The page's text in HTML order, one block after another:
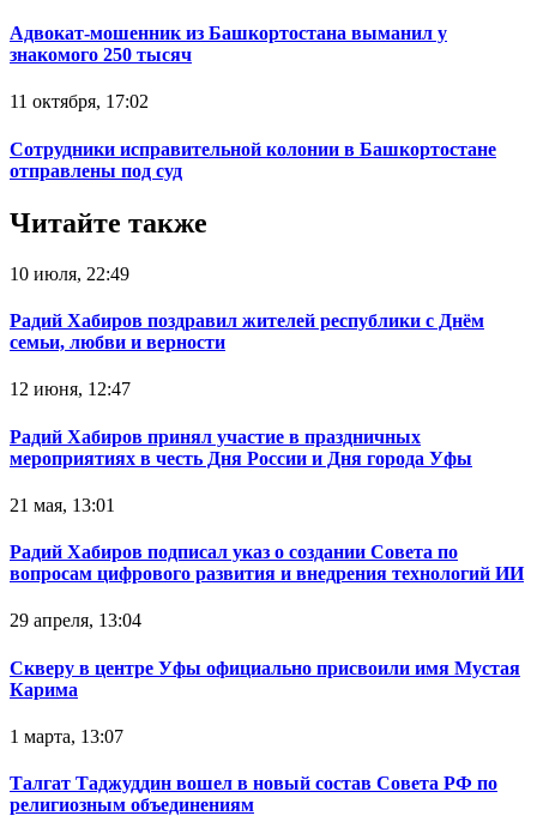
Адвокат-мошенник из Башкортостана выманил у
знакомого 250 тысяч
11 октября, 17:02
Сотрудники исправительной колонии в Башкортостане
отправлены под суд
Читайте также
10 июля, 22:49
Радий Хабиров поздравил жителей республики с Днём
семьи, любви и верности
12 июня, 12:47
Радий Хабиров принял участие в праздничных
мероприятиях в честь Дня России и Дня города Уфы
21 мая, 13:01
Радий Хабиров подписал указ о создании Совета по
вопросам цифрового развития и внедрения технологий ИИ
29 апреля, 13:04
Скверу в центре Уфы официально присвоили имя Мустая
Карима
1 марта, 13:07
Талгат Таджуддин вошел в новый состав Совета РФ по
религиозным объединениям